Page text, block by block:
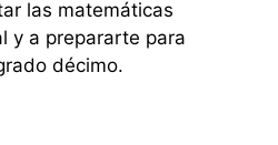
las matemáticas
y a prepararte para
décimo.